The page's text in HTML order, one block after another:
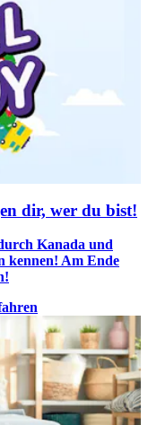
dir, wer du bist!
Kanada und
kennen! Am Ende